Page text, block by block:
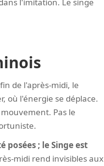
de l'après-midi, le
où l'énergie se déplace.
Pas le
posées ; le Singe est
midi rend invisibles aux